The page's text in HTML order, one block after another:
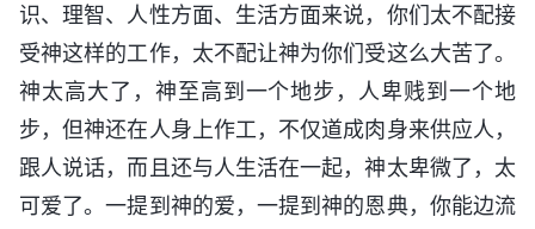
识、理智、人性方面、生活方面来说，你们太不配接
受神这样的工作，太不配让神为你们受这么大苦了。
神太高大了，神至高到一个地步，人卑贱到一个地
步，但神还在人身上作工，不仅道成肉身来供应人，
跟人说话，而且还与人生活在一起，神太卑微了，太
可爱了。一提到神的爱，一提到神的恩典，你能边流